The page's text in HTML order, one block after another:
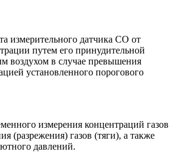
измерительного датчика СО от
путем его принудительной
воздухом в случае превышения
установленного порогового
измерения концентраций газов
(разрежения) газов (тяги), а также
давлений.